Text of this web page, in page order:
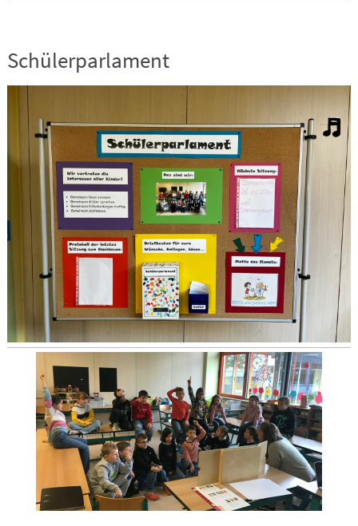
Schülerparlament